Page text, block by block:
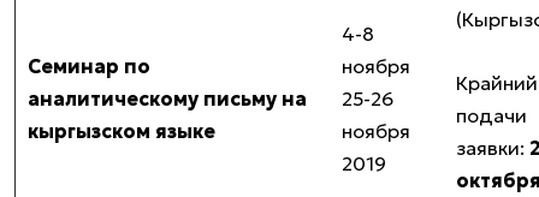
Семинар по
аналитическому письму на
кыргызском языке
4-8
ноября
25-26
ноября
2019
подачи
заявки: